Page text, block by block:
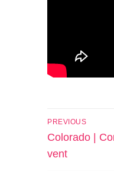
de
l’article
PREVIOUS
Previous
post:
Colorado |
vent